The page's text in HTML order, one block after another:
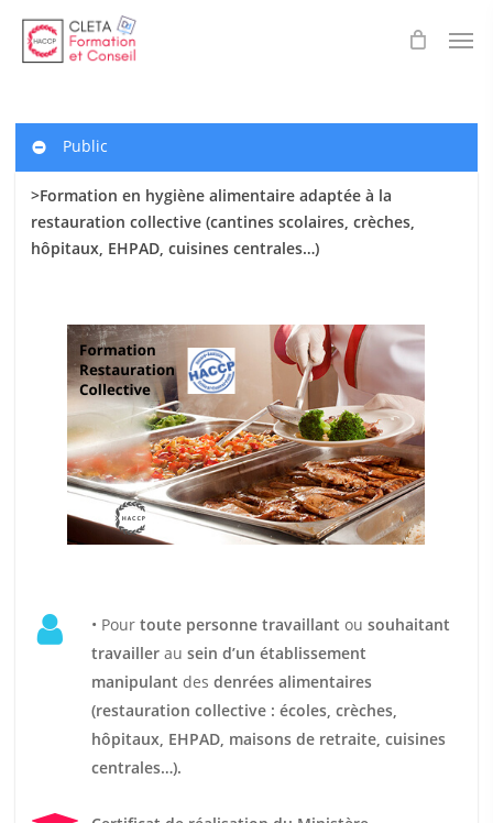
main
Public
>Formation en hygiène alimentaire adaptée à la
restauration collective (cantines scolaires, crèches,
hôpitaux, EHPAD, cuisines centrales…)
• Pour toute personne travaillant ou souhaitant
travailler au sein d’un établissement
manipulant des denrées alimentaires
(restauration collective : écoles, crèches,
hôpitaux, EHPAD, maisons de retraite, cuisines
centrales…).